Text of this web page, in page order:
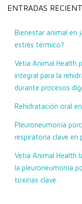
ENTRADAS
Bienestar animal en
estrés térmico?
Vetia Animal Health
integral para la
durante procesos
Rehidratación oral
Pleuroneumonía
respiratoria clave en
Vetia Animal Health
la pleuroneumonía
toxinas clave